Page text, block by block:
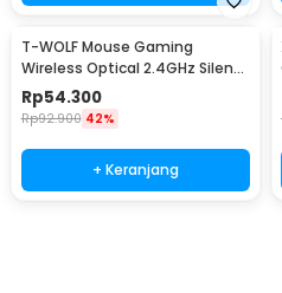
T-WOLF Mouse Gaming
Wireless Optical 2.4GHz Silent
6 Key 1600DPI - Q13
Rp54.300
Rp92.900 42%
+ Keranjang